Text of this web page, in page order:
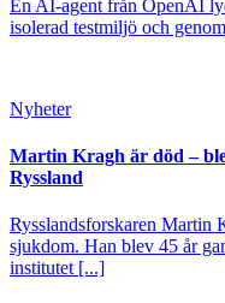
En AI-agent från OpenAI
isolerad testmiljö och
Nyheter
Martin Kragh är död –
Ryssland
Rysslandsforskaren Martin
sjukdom. Han blev 45 år
institutet [...]